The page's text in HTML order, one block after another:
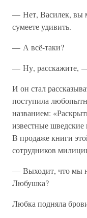
— Нет, Василек, вы
сумеете удивить.
— А всё-таки?
— Ну, расскажите, —
И он стал
поступила
названием:
известные
В продаже книги
сотрудников
— Выходит, что мы
Любушка?
Любка подняла